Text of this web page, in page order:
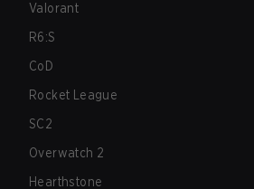
Valorant
R6:S
CoD
Rocket League
SC2
Overwatch 2
Hearthstone